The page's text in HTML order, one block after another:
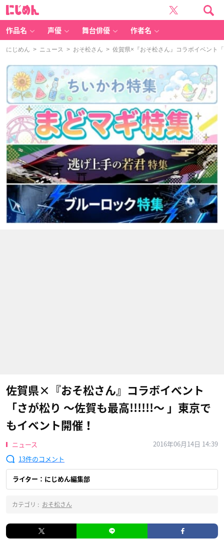
作品名 声優 舞台俳優 作者名
にじめん > ニュース > おそ松さん > 佐賀県×『おそ松さん』コラボイベント
佐賀県×『おそ松さん』コラボイベント
「さが松り 〜佐賀も最高!!!!!!〜 」東京で
もイベント開催！
ニュース
2016年06月14日 14:39
13
ライター：にじめん編集部
カテゴリ : おそ松さん